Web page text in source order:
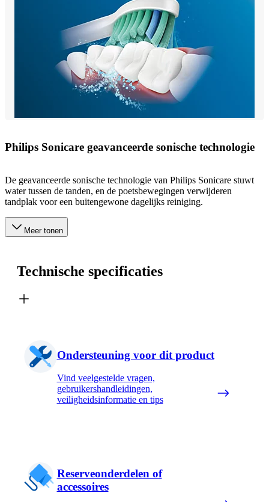
Philips Sonicare geavanceerde sonische technologie
De geavanceerde sonische technologie van Philips Sonicare stuwt
water tussen de tanden, en de poetsbewegingen verwijderen
tandplak voor een buitengewone dagelijks reiniging.
Meer tonen
Technische specificaties
Ondersteuning voor dit product
Vind veelgestelde vragen,
gebruikershandleidingen,
veiligheidsinformatie en tips
Reserveonderdelen of
accessoires